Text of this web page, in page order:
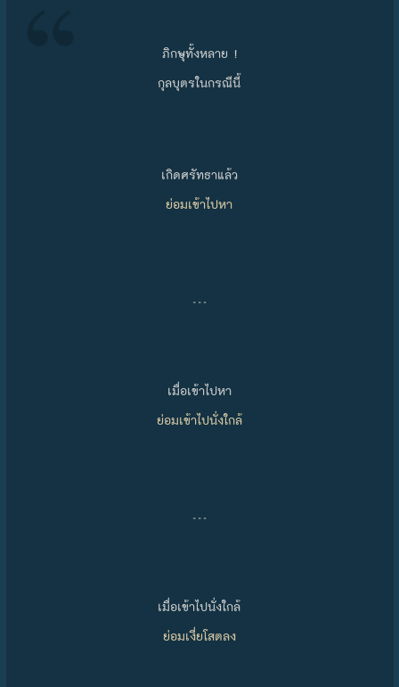
ภิกษุทั้งหลาย !
กุลบุตรในกรณีนี้
เกิดศรัทธาแล้ว
ย่อมเข้าไปหา
…
เมื่อเข้าไปหา
ย่อมเข้าไปนั่งใกล้
…
เมื่อเข้าไปนั่งใกล้
ย่อมเงี่ยโสตลง